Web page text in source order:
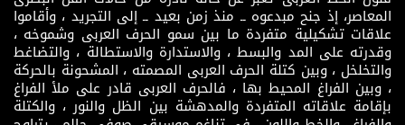
المعاصر، إذ جنح مبدعوه ــ منذ زمن بعيد ــ إلى التجريد ، وأقاموا
علاقات تشكيلية متفردة ما بين سمو الحرف العربى وشموخه ،
وقدرته على المد والبسط ، والاستدارة والاستطالة ، والتضاغط
والتخلخل ، وبين كتلة الحرف العربى المصمته ، المشحونة بالحركة
، وبين الفراغ المحيط بها ، فالحرف العربى قادر على ملأ الفراغ
بإقامة علاقاته المتفردة والمدهشة بين الظل والنور ، والكتلة